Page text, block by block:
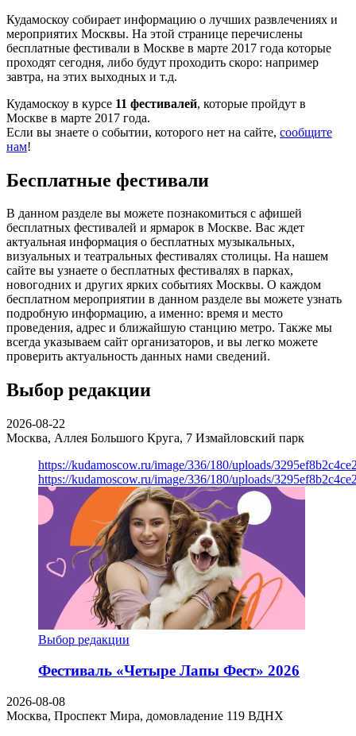
Кудамоскоу собирает информацию о лучших развлечениях и
мероприятих Москвы. На этой странице перечислены
бесплатные фестивали в Москве в марте 2017 года которые
проходят сегодня, либо будут проходить скоро: например
завтра, на этих выходных и т.д.
Кудамоскоу в курсе 11 фестивалей, которые пройдут в
Москве в марте 2017 года.
Если вы знаете о событии, которого нет на сайте, сообщите
нам!
Бесплатные фестивали
В данном разделе вы можете познакомиться с афишей
бесплатных фестивалей и ярмарок в Москве. Вас ждет
актуальная информация о бесплатных музыкальных,
визуальных и театральных фестивалях столицы. На нашем
сайте вы узнаете о бесплатных фестивалях в парках,
новогодних и других ярких событиях Москвы. О каждом
бесплатном мероприятии в данном разделе вы можете узнать
подробную информацию, а именно: время и место
проведения, адрес и ближайшую станцию метро. Также мы
всегда указываем сайт организаторов, и вы легко можете
проверить актуальность данных нами сведений.
Выбор редакции
2026-08-22
Москва, Аллея Большого Круга, 7 Измайловский парк
https://kudamoscow.ru/image/336/180/uploads/
https://kudamoscow.ru/image/336/180/uploads/
Выбор редакции
Фестиваль «Четыре Лапы Фест» 2026
2026-08-08
Москва, Проспект Мира, домовладение 119 ВДНХ